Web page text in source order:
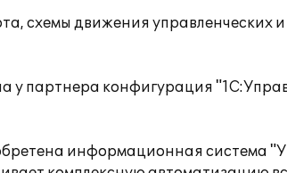
схемы движения управленческих
у партнера конфигурация
информационная система